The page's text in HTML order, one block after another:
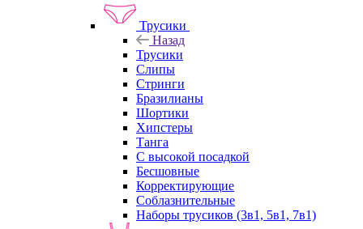
Трусики
Назад
Трусики
Слипы
Стринги
Бразилианы
Шортики
Хипстеры
Танга
С высокой посадкой
Бесшовные
Корректирующие
Соблазнительные
Наборы трусиков (3в1, 5в1, 7в1)